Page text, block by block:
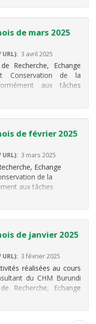
de mars 2025
3 avril 2025
Recherche, Echange
Conservation de la
aux tâches
été réalisé différentes
de février 2025
3 mars 2025
Echange
de la
aux tâches
réalisé différentes
de janvier 2025
3 février 2025
réalisées au cours
du CHM Burundi
Recherche, Echange
Conservation de la